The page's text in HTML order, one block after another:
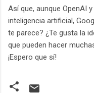
Así que, aunque OpenAI
inteligencia artificial,
te parece? ¿Te gusta la
que pueden hacer
¡Espero que sí!